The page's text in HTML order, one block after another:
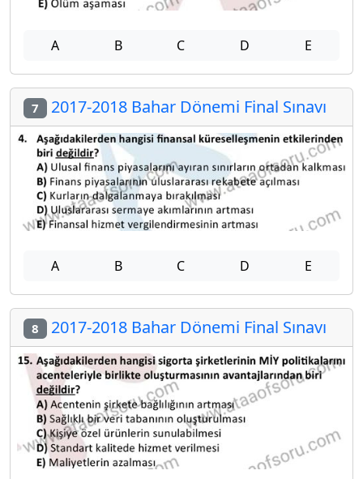
A B C D E
7 2017-2018 Bahar Dönemi Final Sınavı
A B C D E
8 2017-2018 Bahar Dönemi Final Sınavı